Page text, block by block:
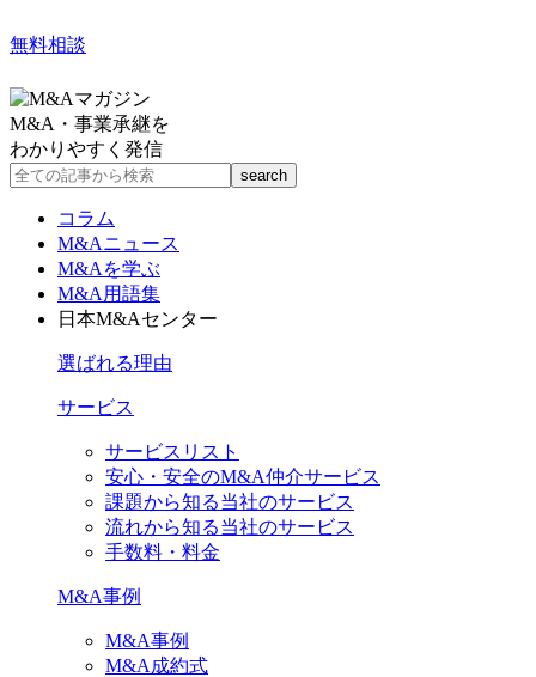
無料相談
M&A・事業承継を
わかりやすく発信
コラム
M&Aニュース
M&Aを学ぶ
M&A用語集
日本M&Aセンター
選ばれる理由
サービス
サービスリスト
安心・安全のM&A仲介サービス
課題から知る当社のサービス
流れから知る当社のサービス
手数料・料金
M&A事例
M&A事例
M&A成約式